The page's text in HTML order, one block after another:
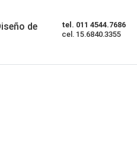
de
tel. 011 4544.7686
cel. 15.6840.3355